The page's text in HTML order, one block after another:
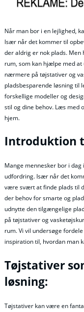
Når man bor i en lejlighed,
Især når det kommer til
der aldrig er nok plads.
rum, som kan hjælpe med at
nærmere på tøjstativer og
pladsbesparende løsning til
forskellige modeller og
stil og dine behov. Læs med
hjem.
Introduktion
Mange mennesker bor i
udfordring. Især når det
være svært at finde plads til
der behov for smarte og
udnytte den tilgængelige
på tøjstativer og
rum. Vi vil undersøge
inspiration til, hvordan man
Tøjstativer
løsning:
Tøjstativer kan være en